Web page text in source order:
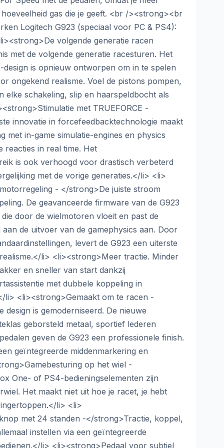
gas die je geeft. <br /><strong><br
Logitech G923 (speciaal voor PC & PS4):
volgende generatie racen
met de volgende generatie racesturen. Het
is opnieuw ontworpen om in te spelen
ongekend realisme. Voel de pistons pompen,
elke schakeling, slip en haarspeldbocht als
met TRUEFORCE -
innovatie in forcefeedbacktechnologie maakt
met in-game simulatie-engines en physics
in real time. Het
is ook verhoogd voor drastisch verbeterd
met de vorige generaties.</li> <li>
- </strong>De juiste stroom
De geavanceerde firmware van de G923
door de wielmotoren vloeit en past de
de uitvoer van de gamephysics aan. Door
levert de G923 een uiterste
li> <li><strong>Meer tractie. Minder
en sneller van start dankzij
met dubbele koppeling in
li> <li><strong>Gemaakt om te racen -
design is gemoderniseerd. De nieuwe
geborsteld metaal, sportief lederen
geven de G923 een professionele finish.
geïntegreerde middenmarkering en
op het wiel -
One- of PS4-bedieningselementen zijn
Het maakt niet uit hoe je racet, je hebt
li> <li>
met 24 standen -</strong>Tractie, koppel,
instellen via een geïntegreerde
li> <li><strong>Pedaal voor subtiel